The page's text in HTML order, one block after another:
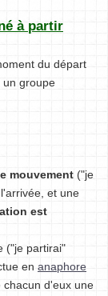
à partir
du départ
un groupe
mouvement ("je
et une
est
("je partirai"
en anaphore
chacun d'eux une